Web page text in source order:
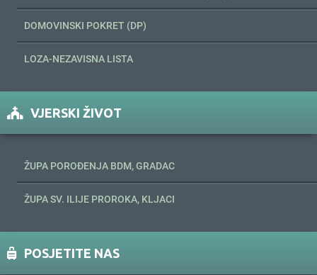
DOMOVINSKI POKRET (DP)
LOZA-NEZAVISNA LISTA
VJERSKI ŽIVOT
ŽUPA POROĐENJA BDM, GRADAC
ŽUPA SV. ILIJE PROROKA, KLJACI
POSJETITE NAS